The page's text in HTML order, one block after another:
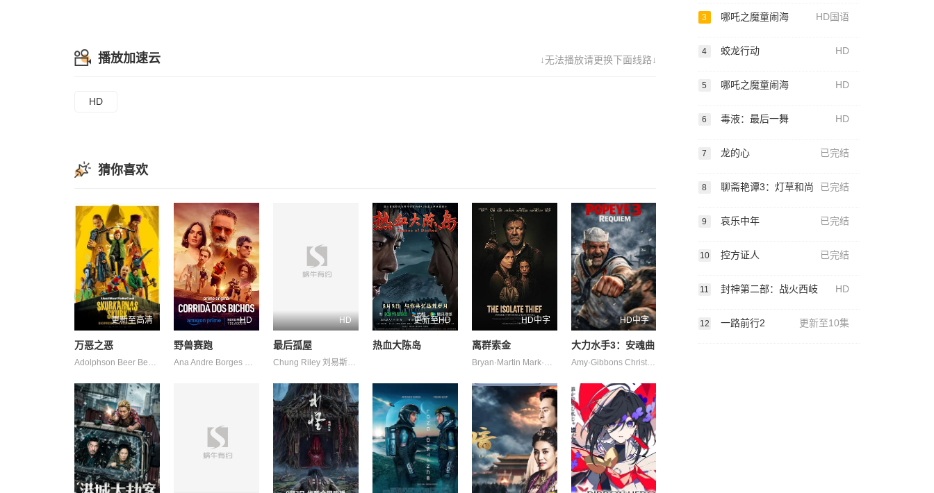
↓无法播放请更换下面线路↓
播放加速云
HD
猜你喜欢
更新至高清
万恶之恶
Adolphson Beer Beer Emil Joel Victor
HD
野兽赛跑
Ana Andre Borges Camilla Camillo Campagnaro Carvalho Chagas Chao Chen Corleone Curti Delgado Gabriel Higor Leo Lucas Melo Paulo Perla Renato Souza Vieira de de de Ángel 杰西卡·科雷斯 阿兹 阿妮塔 马修斯·阿布雷乌
HD
最后孤屋
Chung Riley 刘易斯·古迪 加百列·钟 南希·鲍德温 奥利弗·亨利·阿诺德 奥黛丽·安德森 杰德·奥金 格蕾塔·李 瓦格纳·马拉 艾玛·霍 西德·爱德华兹 诺亚·亚历山大·索斯诺夫斯基 费莉西蒂·鲍恩 陶妮·丰塔纳
更新至HD
热血大陈岛
HD中字
离群索金
Bryan·Martin Mark·Alan·Jaeger Philip·McDermott·Young 乔·潘托里亚诺 奥德娅·拉什 杰克·凯西 泰·辛普金斯 肖恩·宾 马丁·桑斯梅耶 麦肯吉·弗依
HD中字
大力水手3：安魂曲
Amy·Gibbons Christopher·Morley Fitim·DeStena Jack·Hyde Juliette·Smith Lara·Sas Mark·Tunstall Will·Middleton 史蒂芬·莫瑞 杰茜·维宁
3 哪吒之魔童闹海 HD国语
4 蛟龙行动 HD
5 哪吒之魔童闹海 HD
6 毒液：最后一舞 HD
7 龙的心 已完结
8 聊斋艳谭3：灯草和尚 已完结
9 哀乐中年 已完结
10 控方证人 已完结
11 封神第二部：战火西岐 HD
12 一路前行2 更新至10集